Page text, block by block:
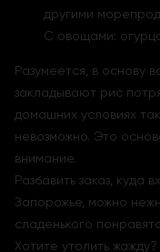
другими
С овощами:
Разумеется, в основу
закладывают рис
домашних условиях
невозможно. Это
внимание.
Разбавить заказ, куда
Запорожье, можно
сладенького
Хотите утолить